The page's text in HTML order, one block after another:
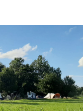
206.133 reviews